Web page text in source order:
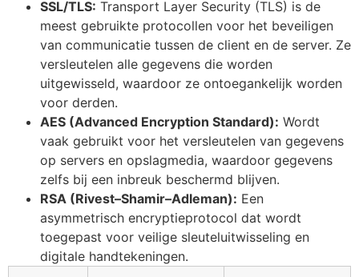
SSL/TLS: Transport Layer Security (TLS) is de
meest gebruikte protocollen voor het beveiligen
van communicatie tussen de client en de server. Ze
versleutelen alle gegevens die worden
uitgewisseld, waardoor ze ontoegankelijk worden
voor derden.
AES (Advanced Encryption Standard): Wordt
vaak gebruikt voor het versleutelen van gegevens
op servers en opslagmedia, waardoor gegevens
zelfs bij een inbreuk beschermd blijven.
RSA (Rivest–Shamir–Adleman): Een
asymmetrisch encryptieprotocol dat wordt
toegepast voor veilige sleuteluitwisseling en
digitale handtekeningen.